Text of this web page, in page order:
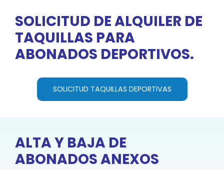
SOLICITUD DE ALQUILER DE
TAQUILLAS PARA
ABONADOS DEPORTIVOS.
SOLICITUD TAQUILLAS DEPORTIVAS
ALTA Y BAJA DE
ABONADOS ANEXOS